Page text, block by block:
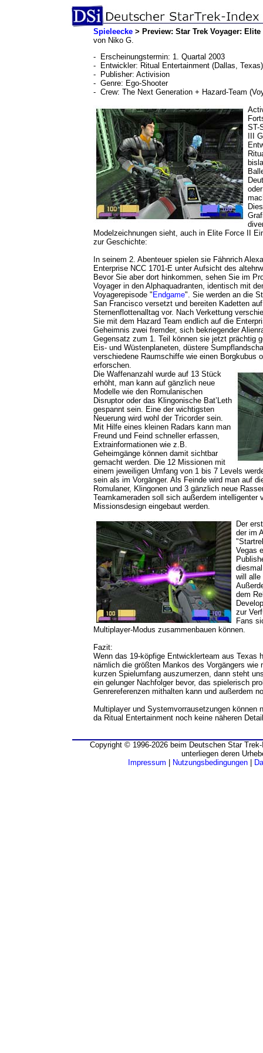
Spieleecke> Preview: Star Trek Voyager: Elite
von Niko G.
- Erscheinungstermin: 1. Quartal 2003
- Entwickler: Ritual Entertainment (Dallas, Texas)
- Publisher: Activision
- Genre: Ego-Shooter
- Crew: The Next Generation + Hazard-Team
ST-
III
Modelzeichnungen sieht, auch in Elite Force II
zur Geschichte:
In seinem 2. Abenteuer spielen sie Fähnrich
Enterprise NCC 1701-E unter Aufsicht des
Bevor Sie aber dort hinkommen, sehen Sie im
Voyager in den Alphaquadranten, identisch mit
Voyagerepisode " Endgame". Sie werden an die
San Francisco versetzt und bereiten Kadetten
Sternenflottenalltag vor. Nach Verkettung
Sie mit dem Hazard Team endlich auf die
Geheimnis zwei fremder, sich bekriegender
Gegensatz zum 1. Teil können sie jetzt prächtig
Eis- und Wüstenplaneten, düstere
verschiedene Raumschiffe wie einen Borgkubus
erforschen.
Die Waffenanzahl wurde auf 13 Stück
erhöht, man kann auf gänzlich neue
Modelle wie den Romulanischen
Disruptor oder das Klingonische Bat’Leth
gespannt sein. Eine der wichtigsten
Neuerung wird wohl der Tricorder sein.
Mit Hilfe eines kleinen Radars kann man
Freund und Feind schneller erfassen,
Extrainformationen wie z.B.
Geheimgänge können damit sichtbar
gemacht werden. Die 12 Missionen mit
einem jeweiligen Umfang von 1 bis 7 Levels
sein als im Vorgänger. Als Feinde wird man auf
Romulaner, Klingonen und 3 gänzlich neue
Teamkameraden soll sich außerdem intelligenter
Missionsdesign eingebaut werden.
Der
der im
Vegas
will alle
dem
zur
Fans
Multiplayer-Modus zusammenbauen können.
Fazit:
Wenn das 19-köpfige Entwicklerteam aus Texas
nämlich die größten Mankos des Vorgängers wie
kurzen Spielumfang auszumerzen, dann steht
ein gelunger Nachfolger bevor, das spielerisch
Genrereferenzen mithalten kann und außerdem
Multiplayer und Systemvorrausetzungen können
da Ritual Entertainment noch keine näheren
Copyright © 1996-2026 beim Deutschen Star
unterliegen deren
Impressum
Nutzungsbedingungen